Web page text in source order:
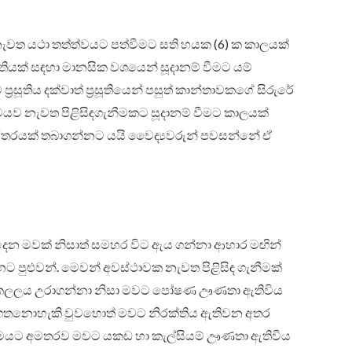
යථා තත්ත්වයට පත්වීමට සති හයක (6) ක කාලයක්
සඳහා මානසික වශයෙන් සූදානම් වීමට යම්
දක්වාත් ප්‍රසූතියෙන් පසුත් කාන්තාවකගේ සිරුරේ
නැවත පිළිසිඳගැනීමකට සූදානම් වීමට කාලයක්
තබාගන්නට යයි වෛද්‍යවරුන් පවසන්නේ ඒ
මවක් නිසාත් සමහර විට ඇය ගන්නා ආහාර මඟින්
පුළුවන්. මෙවන් අවස්ථාවක නැවත පිළිසිඳ ගැනීමක්
උරාගන්නා නිසා මවට පෝෂණ ඌණතා ඇතිවිය
ගතනොහැකි වුවහොත් මවට නිරක්තිය ඇතිවන අතර
අමතරව මවට යකඩ හා කැල්සියම් ඌණතා ඇතිවිය